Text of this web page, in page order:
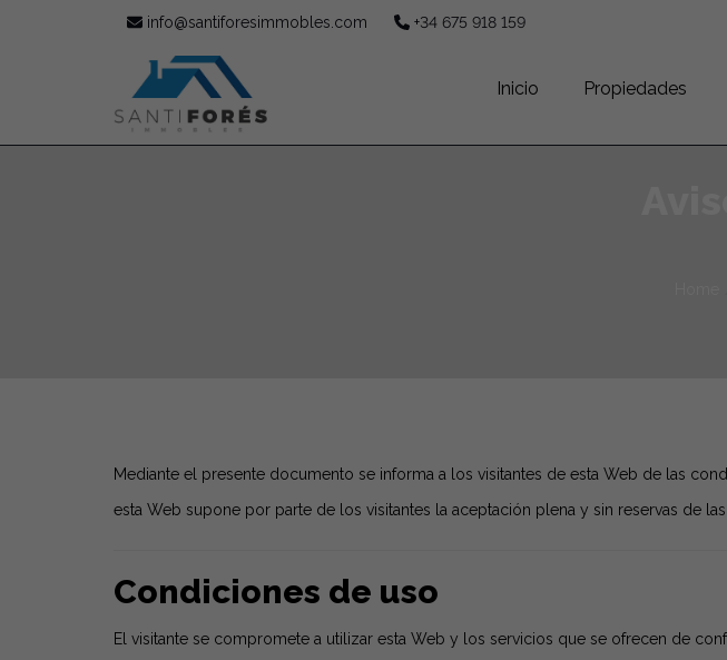
info@santiforesimmobles.com +34 675 918 159
Inicio Propiedades
Mediante el presente documento se informa a los visitantes de esta Web de las
esta Web supone por parte de los visitantes la aceptación plena y sin reservas de
Condiciones de uso
El visitante se compromete a utilizar esta Web y los servicios que se ofrecen de